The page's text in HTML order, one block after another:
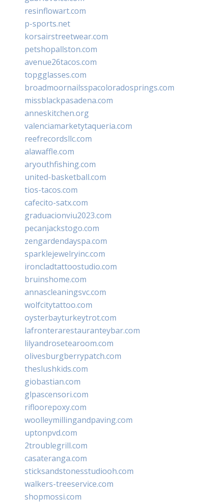
resinflowart.com
p-sports.net
korsairstreetwear.com
petshopallston.com
avenue26tacos.com
topgglasses.com
broadmoornailsspacoloradosprings.com
missblackpasadena.com
anneskitchen.org
valenciamarketytaqueria.com
reefrecordsllc.com
alawaffle.com
aryouthfishing.com
united-basketball.com
tios-tacos.com
cafecito-satx.com
graduacionviu2023.com
pecanjackstogo.com
zengardendayspa.com
sparklejewelryinc.com
ironcladtattoostudio.com
bruinshome.com
annascleaningsvc.com
wolfcitytattoo.com
oysterbayturkeytrot.com
lafronterarestauranteybar.com
lilyandrosetearoom.com
olivesburgberrypatch.com
theslushkids.com
giobastian.com
glpascensori.com
rifloorepoxy.com
woolleymillingandpaving.com
uptonpvd.com
2troublegrill.com
casateranga.com
sticksandstonesstudiooh.com
walkers-treeservice.com
shopmossi.com